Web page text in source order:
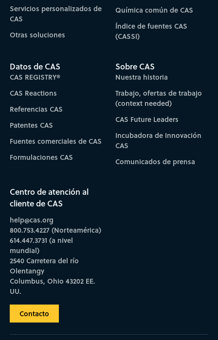
Servicios personalizados de
CAS
Otras soluciones
Química común de CAS
Índice de fuentes CAS
(CASSI)
Datos de CAS
CAS REGISTRY®
CAS Reactions
Referencias CAS
Patentes CAS
Fuentes comerciales de CAS
Formulaciones CAS
Sobre CAS
Nuestra historia
Trabajo, ofertas de trabajo
(context needed)
CAS Future Leaders
Incubadora de Innovación
CAS
Comunicados de prensa
Centro de atención al
cliente de CAS
help@cas.org
800.753.4227 (Norteamérica)
614.447.3731 (a nivel
mundial)
2540 Carretera del río
Olentangy
Columbus, Ohio 43202 EE.
UU.
Contacto